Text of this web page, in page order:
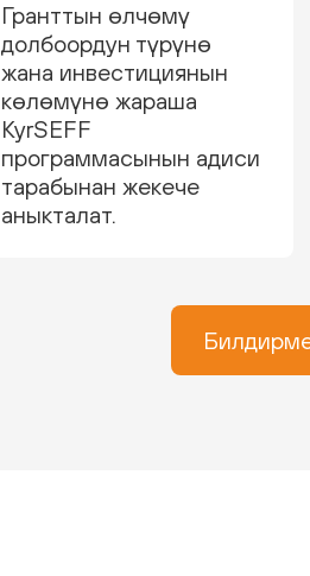
Гранттын өлчөмү
долбоордун түрүнө
жана инвестициянын
көлөмүнө жараша
KyrSEFF
программасынын адиси
тарабынан жекече
аныкталат.